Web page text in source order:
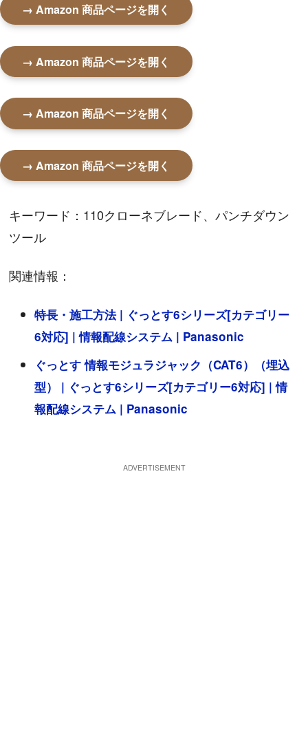
→ Amazon 商品ページを開く
→ Amazon 商品ページを開く
→ Amazon 商品ページを開く
→ Amazon 商品ページを開く
キーワード：110クローネブレード、パンチダウン
ツール
関連情報：
特長・施工方法 | ぐっとす6シリーズ[カテゴリー
6対応] | 情報配線システム | Panasonic
ぐっとす 情報モジュラジャック（CAT6）（埋込
型） | ぐっとす6シリーズ[カテゴリー6対応] | 情
報配線システム | Panasonic